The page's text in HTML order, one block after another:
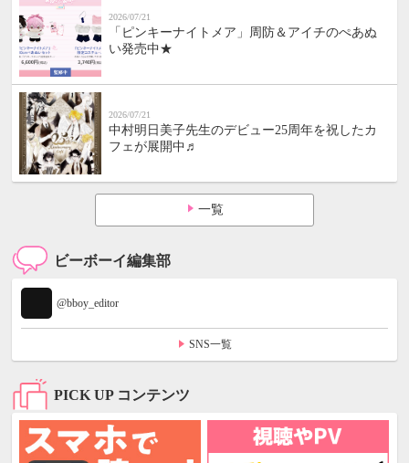
2026/07/21
「ピンキーナイトメア」周防＆アイチのぺあぬ
い発売中★
2026/07/21
中村明日美子先生のデビュー25周年を祝したカ
フェが展開中♬
一覧
ビーボーイ編集部
@bboy_editor
SNS一覧
PICK UP コンテンツ